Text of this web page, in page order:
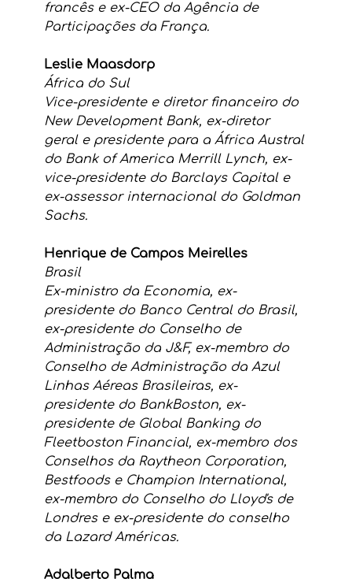
francês e ex-CEO da Agência de
Participações da França.
Leslie Maasdorp
África do Sul
Vice-presidente e diretor financeiro do
New Development Bank, ex-diretor
geral e presidente para a África Austral
do Bank of America Merrill Lynch, ex-
vice-presidente do Barclays Capital e
ex-assessor internacional do Goldman
Sachs.
Henrique de Campos Meirelles
Brasil
Ex-ministro da Economia, ex-
presidente do Banco Central do Brasil,
ex-presidente do Conselho de
Administração da J&F, ex-membro do
Conselho de Administração da Azul
Linhas Aéreas Brasileiras, ex-
presidente do BankBoston, ex-
presidente de Global Banking do
Fleetboston Financial, ex-membro dos
Conselhos da Raytheon Corporation,
Bestfoods e Champion International,
ex-membro do Conselho do Lloyd's de
Londres e ex-presidente do conselho
da Lazard Américas.
Adalberto Palma